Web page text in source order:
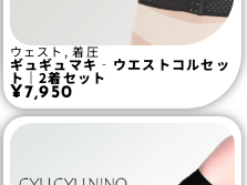
ウェスト,着圧
ギュギュマキ‐ウエストコルセッ
ト｜2着セット
¥7,950